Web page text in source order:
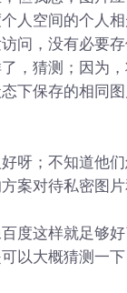
人空间的个人
问，没有必要
，猜测；因为
下保存的相同
呀；不知道他
案对待私密图片
度这样就足够
以大概猜测一下